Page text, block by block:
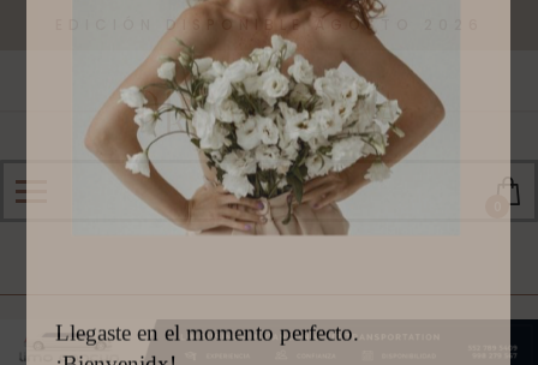
EDICIÓN DISPONIBLE AGOSTO 2026